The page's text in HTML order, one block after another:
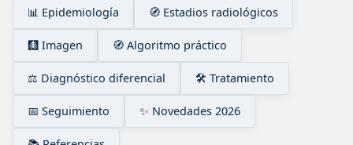
📊 Epidemiología 🧭 Estadios radiológicos
🩻 Imagen 🧭 Algoritmo práctico
⚖️ Diagnóstico diferencial 🛠️ Tratamiento
📅 Seguimiento ✨ Novedades 2026